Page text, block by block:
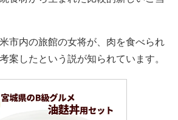
市内の旅館の女将が、肉を食べられ
案したという説が知られています。